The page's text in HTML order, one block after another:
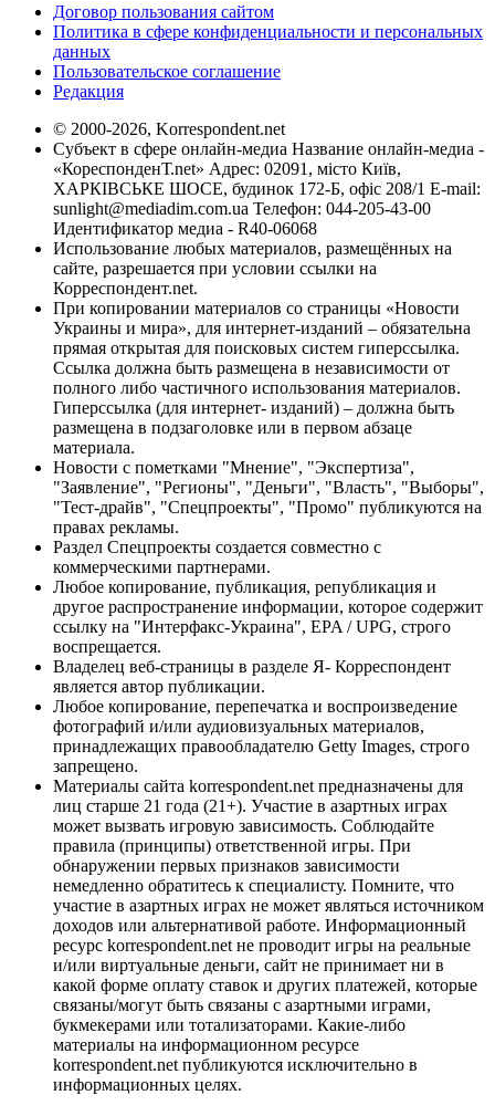
Договор пользования сайтом
Политика в сфере конфиденциальности и персональных
данных
Пользовательское соглашение
Редакция
© 2000-2026, Korrespondent.net
Субъект в сфере онлайн-медиа Название онлайн-медиа -
«КореспонденТ.net» Адрес: 02091, місто Київ,
ХАРКІВСЬКЕ ШОСЕ, будинок 172-Б, офіс 208/1 E-mail:
sunlight@mediadim.com.ua Телефон: 044-205-43-00
Идентификатор медиа - R40-06068
Использование любых материалов, размещённых на
сайте, разрешается при условии ссылки на
Корреспондент.net.
При копировании материалов со страницы «Новости
Украины и мира», для интернет-изданий – обязательна
прямая открытая для поисковых систем гиперссылка.
Ссылка должна быть размещена в независимости от
полного либо частичного использования материалов.
Гиперссылка (для интернет- изданий) – должна быть
размещена в подзаголовке или в первом абзаце
материала.
Новости с пометками "Мнение", "Экспертиза",
"Заявление", "Регионы", "Деньги", "Власть", "Выборы",
"Тест-драйв", "Спецпроекты", "Промо" публикуются на
правах рекламы.
Раздел Спецпроекты создается совместно с
коммерческими партнерами.
Любое копирование, публикация, републикация и
другое распространение информации, которое содержит
ссылку на "Интерфакс-Украина", EPA / UPG, строго
воспрещается.
Владелец веб-страницы в разделе Я- Корреспондент
является автор публикации.
Любое копирование, перепечатка и воспроизведение
фотографий и/или аудиовизуальных материалов,
принадлежащих правообладателю Getty Images, строго
запрещено.
Материалы сайта korrespondent.net предназначены для
лиц старше 21 года (21+). Участие в азартных играх
может вызвать игровую зависимость. Соблюдайте
правила (принципы) ответственной игры. При
обнаружении первых признаков зависимости
немедленно обратитесь к специалисту. Помните, что
участие в азартных играх не может являться источником
доходов или альтернативой работе. Информационный
ресурс korrespondent.net не проводит игры на реальные
и/или виртуальные деньги, сайт не принимает ни в
какой форме оплату ставок и других платежей, которые
связаны/могут быть связаны с азартными играми,
букмекерами или тотализаторами. Какие-либо
материалы на информационном ресурсе
korrespondent.net публикуются исключительно в
информационных целях.